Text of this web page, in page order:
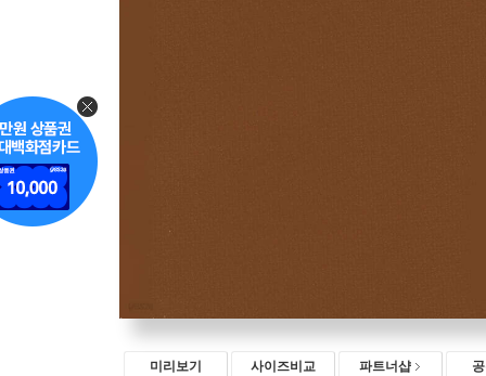
미리보기 사이즈비교 파트너샵